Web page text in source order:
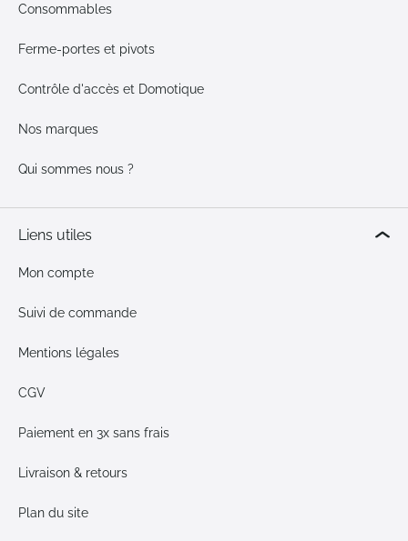
Consommables
Ferme-portes et pivots
Contrôle d'accès et Domotique
Nos marques
Qui sommes nous ?
Liens utiles
Mon compte
Suivi de commande
Mentions légales
CGV
Paiement en 3x sans frais
Livraison & retours
Plan du site